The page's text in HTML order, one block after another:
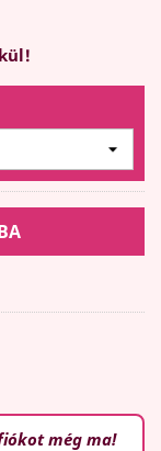
fiókot még ma!